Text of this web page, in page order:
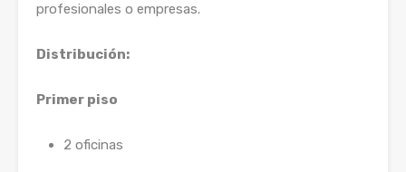
profesionales o empresas.
Distribución:
Primer piso
2 oficinas